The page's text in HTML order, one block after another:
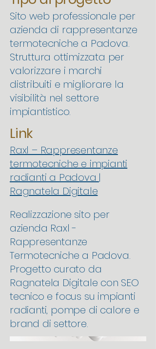
Sito web professionale per
azienda di rappresentanze
termotecniche a Padova.
Struttura ottimizzata per
valorizzare i marchi
distribuiti e migliorare la
visibilità nel settore
impiantistico.
Link
Raxl – Rappresentanze
termotecniche e impianti
radianti a Padova |
Ragnatela Digitale
Realizzazione sito per
azienda Raxl -
Rappresentanze
Termotecniche a Padova.
Progetto curato da
Ragnatela Digitale con SEO
tecnico e focus su impianti
radianti, pompe di calore e
brand di settore.